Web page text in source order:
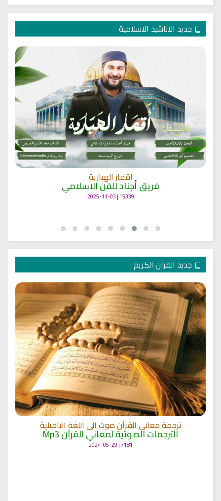
جديد الاناشيد الاسلامية
اقمار الهبارية
فريق أجناد للفن الاسلامي
15339 | 2025-11-03
جديد القرآن الكريم
ترجمة معاني القرآن صوت الى اللغة التاميلية
الترجمات الصوتية لمعاني القرآن Mp3
7181 | 2024-05-29